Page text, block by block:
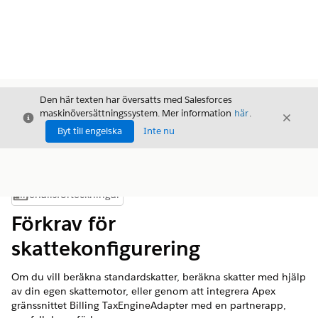
Stäng
Den här texten har översatts med Salesforces
maskinöversättningssystem. Mer information här.
Byt till engelska
Inte nu
Stäng
Visa innehållsförteckning
Innehållsförteckningar
Förkrav för
skattekonfigurering
Om du vill beräkna standardskatter, beräkna skatter med hjälp
av din egen skattemotor, eller genom att integrera Apex
gränssnittet Billing TaxEngineAdapter med en partnerapp,